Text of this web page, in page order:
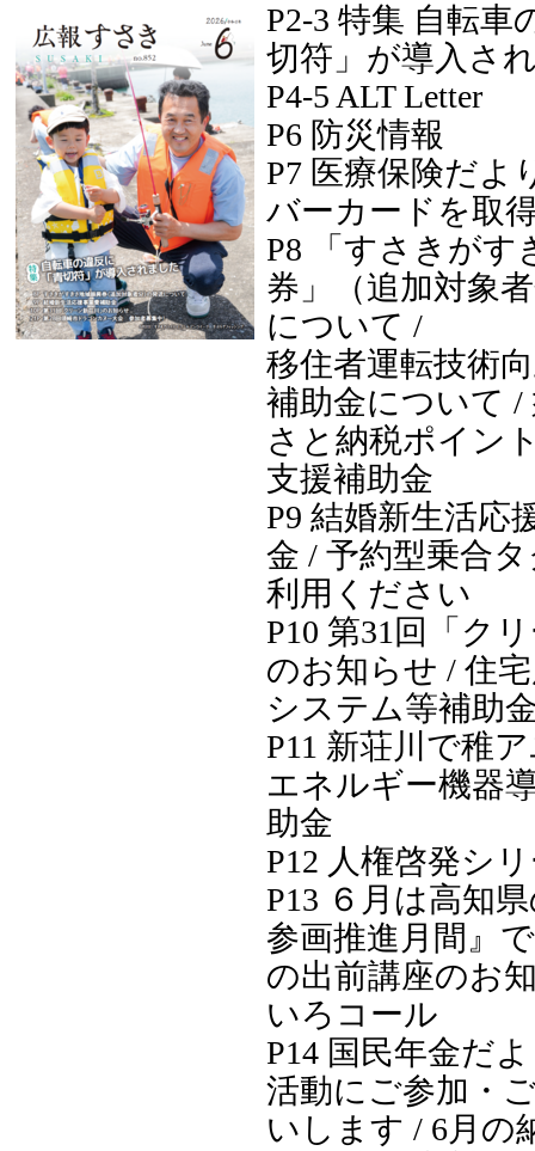
P2-3 特集 自転車
切符」が導入さ
P4-5 ALT Letter
P6 防災情報
P7 医療保険だよ
バーカードを取
P8 「すさきがす
券」（追加対象
について /
移住者運転技術
補助金について /
さと納税ポイン
支援補助金
P9 結婚新生活応
金 / 予約型乗合
利用ください
P10 第31回「ク
のお知らせ / 住
システム等補助
P11 新荘川で稚
エネルギー機器
助金
P12 人権啓発シ
P13 ６月は高知
参画推進月間』
の出前講座のお
いろコール
P14 国民年金だ
活動にご参加・
いします / 6月の